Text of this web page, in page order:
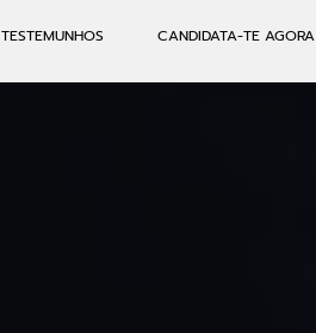
TESTEMUNHOS CANDIDATA-TE AGORA